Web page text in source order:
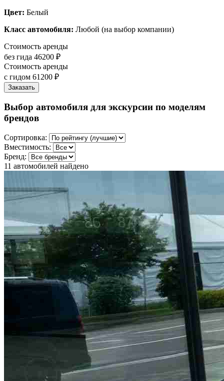
Цвет: Белый
Класс автомобиля: Любой (на выбор компании)
Стоимость аренды
без гида 46200 ₽
Стоимость аренды
с гидом 61200 ₽
Заказать
Выбор автомобиля для экскурсии по моделям
брендов
Сортировка:
Вместимость:
Бренд:
11 автомобилей найдено